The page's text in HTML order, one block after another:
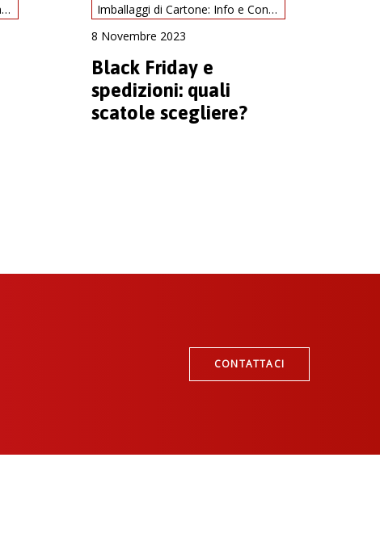
Imballaggi di Cartone: Info e Consigli
Imballaggi di Cartone: Info e Consigli
8 Novembre 2023
Black Friday e
spedizioni: quali
scatole scegliere?
CONTATTACI